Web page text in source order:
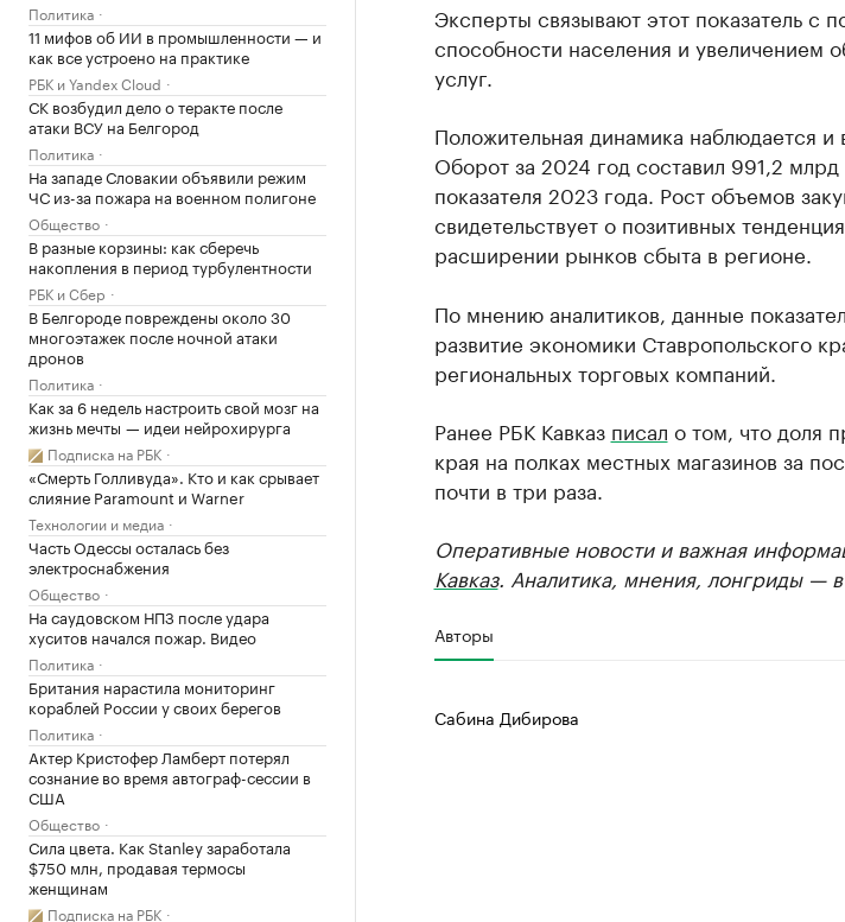
Политика
11 мифов об ИИ в промышленности — и
как все устроено на практике
РБК и Yandex Cloud
СК возбудил дело о теракте после
атаки ВСУ на Белгород
Политика
На западе Словакии объявили режим
ЧС из-за пожара на военном полигоне
Общество
В разные корзины: как сберечь
накопления в период турбулентности
РБК и Сбер
В Белгороде повреждены около 30
многоэтажек после ночной атаки
дронов
Политика
Как за 6 недель настроить свой мозг на
жизнь мечты — идеи нейрохирурга
Подписка на РБК
«Смерть Голливуда». Кто и как срывает
слияние Paramount и Warner
Технологии и медиа
Часть Одессы осталась без
электроснабжения
Общество
На саудовском НПЗ после удара
хуситов начался пожар. Видео
Политика
Британия нарастила мониторинг
кораблей России у своих берегов
Политика
Актер Кристофер Ламберт потерял
сознание во время автограф-сессии в
США
Общество
Сила цвета. Как Stanley заработала
$750 млн, продавая термосы
женщинам
Подписка на РБК
Эксперты связывают этот показатель с
способности населения и увеличением
услуг.
Положительная динамика наблюдается и
Оборот за 2024 год составил 991,2
показателя 2023 года. Рост объемов
свидетельствует о позитивных
расширении рынков сбыта в регионе.
По мнению аналитиков, данные
развитие экономики Ставропольского
региональных торговых компаний.
Ранее РБК Кавказ писал о том, что доля
края на полках местных магазинов за
почти в три раза.
Оперативные новости и важная
Кавказ. Аналитика, мнения, лонгриды — в
Авторы
Сабина Дибирова